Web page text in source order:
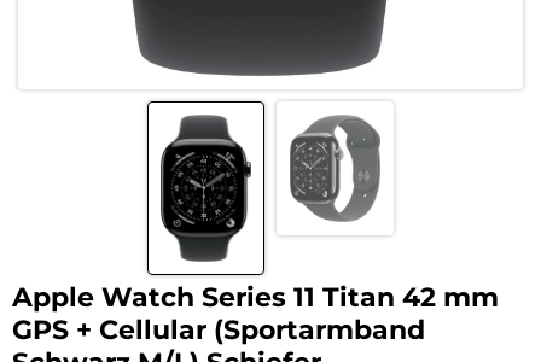
Apple Watch Series 11 Titan 42 mm
GPS + Cellular (Sportarmband